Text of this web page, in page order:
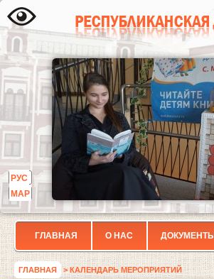
РУС
МАР
ГЛАВНАЯ О НАС ДОКУМЕНТЫ
ГЛАВНАЯ > КАЛЕНДАРЬ МЕРОПРИЯТИЙ